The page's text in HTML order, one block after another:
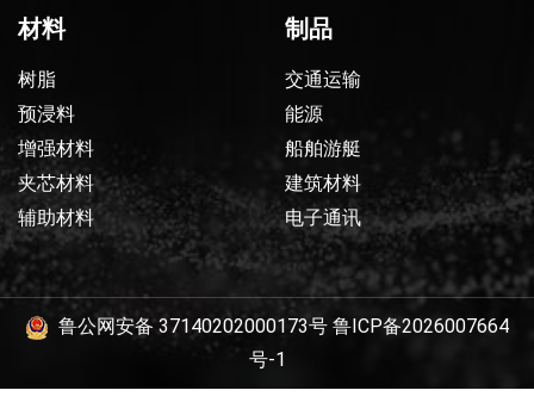
材料
树脂
预浸料
增强材料
夹芯材料
辅助材料
制品
交通运输
能源
船舶游艇
建筑材料
电子通讯
鲁公网安备 37140202000173号 鲁ICP备2026007664
号-1